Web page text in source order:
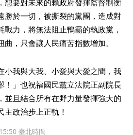
想要對未來的賴政府發揮監督制衡
勝於一切，被撕裂的黨團，造成對
戰力，將無法阻止鴨霸的執政黨，
，只會讓人民痛苦指數增加。
小我與大我、小愛與大愛之間，我
！」也祝福國民黨立法院正副院長
並且結合所有在野力量發揮強大的
主政治步上正軌！
臺北時間